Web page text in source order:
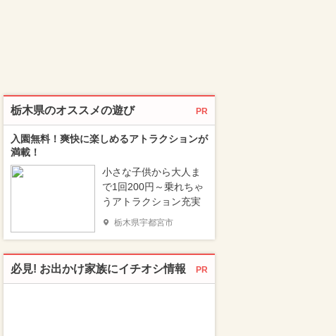
栃木県のオススメの遊び PR
入園無料！爽快に楽しめるアトラクションが
満載！
小さな子供から大人ま
で1回200円～乗れちゃ
うアトラクション充実
栃木県宇都宮市
必見! お出かけ家族にイチオシ情報 PR